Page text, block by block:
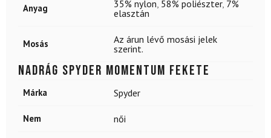
Anyag 35% nylon, 58% poliészter, 7%
elasztán
Mosás
Az árun lévő mosási jelek
szerint.
Nadrág SPYDER Momentum Fekete
Márka Spyder
Nem női